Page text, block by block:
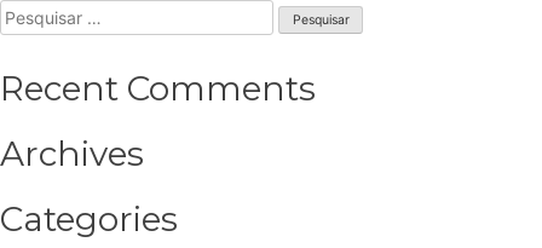
Pesquisar
por:
Recent Comments
Archives
Categories